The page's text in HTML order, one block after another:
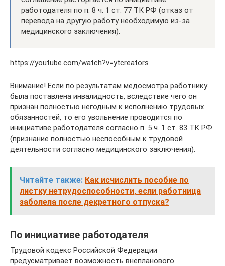
работодателя по п. 8 ч. 1 ст. 77 ТК РФ (отказ от
перевода на другую работу необходимую из-за
медицинского заключения).
https://youtube.com/watch?v=ytcreators
Внимание! Если по результатам медосмотра работнику
была поставлена инвалидность, вследствие чего он
признан полностью негодным к исполнению трудовых
обязанностей, то его увольнение проводится по
инициативе работодателя согласно п. 5 ч. 1 ст. 83 ТК РФ
(признание полностью неспособным к трудовой
деятельности согласно медицинского заключения).
Читайте также: Как исчислить пособие по
листку нетрудоспособности, если работница
заболела после декретного отпуска?
По инициативе работодателя
Трудовой кодекс Российской Федерации
предусматривает возможность внепланового